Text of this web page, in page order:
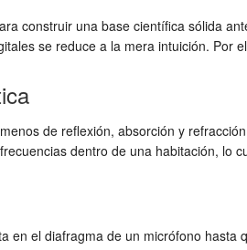
construir una base científica sólida
se reduce a la mera intuición. Por
de reflexión, absorción y
dentro de una habitación, lo
el diafragma de un micrófono